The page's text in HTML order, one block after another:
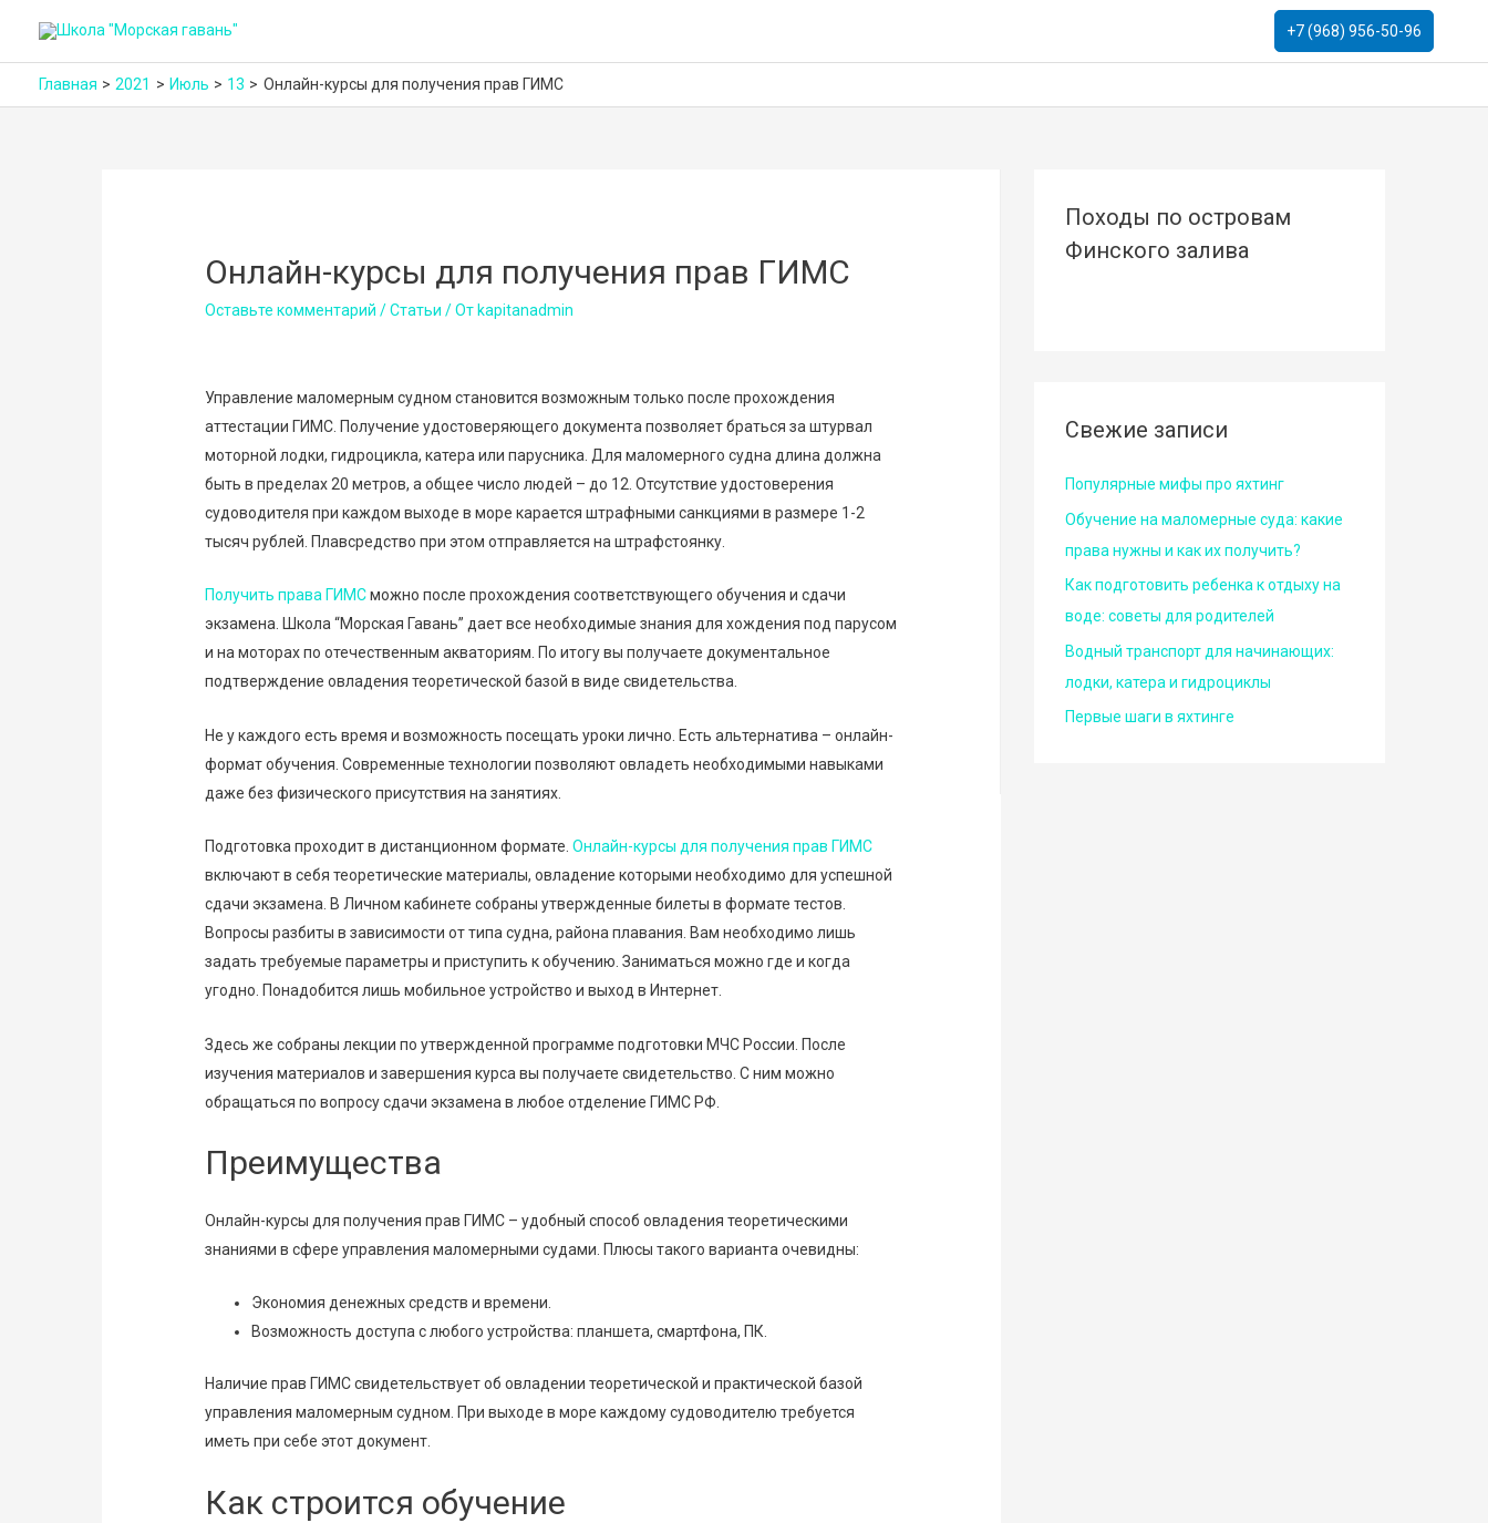
+7 (968) 956-50-96
Главная 2021 Июль 13 Онлайн-курсы для получения прав ГИМС
Онлайн-курсы для получения прав ГИМС
Оставьте комментарий /Статьи / От kapitanadmin
Управление маломерным судном становится возможным только после прохождения
аттестации ГИМС. Получение удостоверяющего документа позволяет браться за штурвал
моторной лодки, гидроцикла, катера или парусника. Для маломерного судна длина должна
быть в пределах 20 метров, а общее число людей – до 12. Отсутствие удостоверения
судоводителя при каждом выходе в море карается штрафными санкциями в размере 1-2
тысяч рублей. Плавсредство при этом отправляется на штрафстоянку.
Получить права ГИМСможно после прохождения соответствующего обучения и сдачи
экзамена. Школа “Морская Гавань” дает все необходимые знания для хождения под парусом
и на моторах по отечественным акваториям. По итогу вы получаете документальное
подтверждение овладения теоретической базой в виде свидетельства.
Не у каждого есть время и возможность посещать уроки лично. Есть альтернатива – онлайн-
формат обучения. Современные технологии позволяют овладеть необходимыми навыками
даже без физического присутствия на занятиях.
Подготовка проходит в дистанционном формате.Онлайн-курсы для получения прав ГИМС
включают в себя теоретические материалы, овладение которыми необходимо для успешной
сдачи экзамена. В Личном кабинете собраны утвержденные билеты в формате тестов.
Вопросы разбиты в зависимости от типа судна, района плавания. Вам необходимо лишь
задать требуемые параметры и приступить к обучению. Заниматься можно где и когда
угодно. Понадобится лишь мобильное устройство и выход в Интернет.
Здесь же собраны лекции по утвержденной программе подготовки МЧС России. После
изучения материалов и завершения курса вы получаете свидетельство. С ним можно
обращаться по вопросу сдачи экзамена в любое отделение ГИМС РФ.
Преимущества
Онлайн-курсы для получения прав ГИМС – удобный способ овладения теоретическими
знаниями в сфере управления маломерными судами. Плюсы такого варианта очевидны:
Экономия денежных средств и времени.
Возможность доступа с любого устройства: планшета, смартфона, ПК.
Наличие прав ГИМС свидетельствует об овладении теоретической и практической базой
управления маломерным судном. При выходе в море каждому судоводителю требуется
иметь при себе этот документ.
Как строится обучение
Походы по островам
Финского залива
Свежие записи
Популярные мифы про яхтинг
Обучение на маломерные суда: какие
права нужны и как их получить?
Как подготовить ребенка к отдыху на
воде: советы для родителей
Водный транспорт для начинающих:
лодки, катера и гидроциклы
Первые шаги в яхтинге